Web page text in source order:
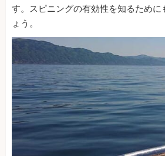
す。スピニングの有効性を知るために
ょう。